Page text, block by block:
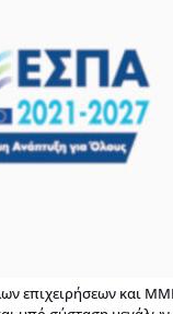
επιχειρήσεων και